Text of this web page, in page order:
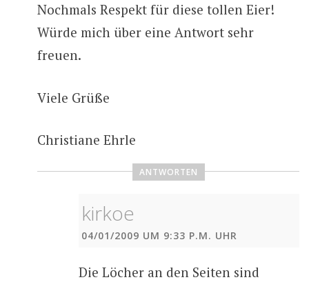
Nochmals Respekt für diese tollen Eier!
Würde mich über eine Antwort sehr
freuen.
Viele Grüße
Christiane Ehrle
ANTWORTEN
kirkoe
04/01/2009 UM 9:33 P.M. UHR
Die Löcher an den Seiten sind